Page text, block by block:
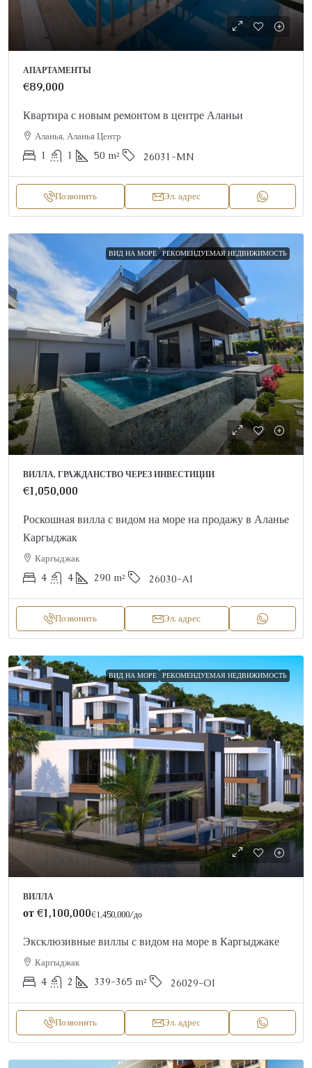
АПАРТАМЕНТЫ
€89,000
Квартира с новым ремонтом в центре Аланьи
Аланья, Аланья Центр
1 1 50 m² 26031-MN
Позвонить Эл. адрес
ВИД НА МОРЕ РЕКОМЕНДУЕМАЯ НЕДВИЖИМОСТЬ
ВИЛЛА, ГРАЖДАНСТВО ЧЕРЕЗ ИНВЕСТИЦИИ
€1,050,000
Роскошная вилла с видом на море на продажу в Аланье
Каргыджак
Каргыджак
4 4 290 m² 26030-AI
Позвонить Эл. адрес
ВИД НА МОРЕ РЕКОМЕНДУЕМАЯ НЕДВИЖИМОСТЬ
ВИЛЛА
от€1,100,000€1,450,000/до
Эксклюзивные виллы с видом на море в Каргыджаке
Каргыджак
4 2 339-365 m² 26029-OI
Позвонить Эл. адрес